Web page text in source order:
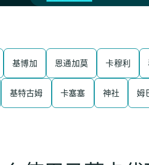
基博加 恩通加莫 卡穆利
基特古姆 卡塞塞 神社 姆